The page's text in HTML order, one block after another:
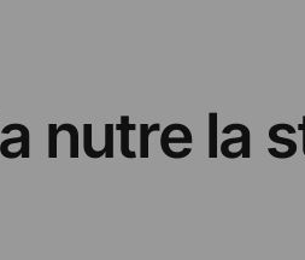
nutre la